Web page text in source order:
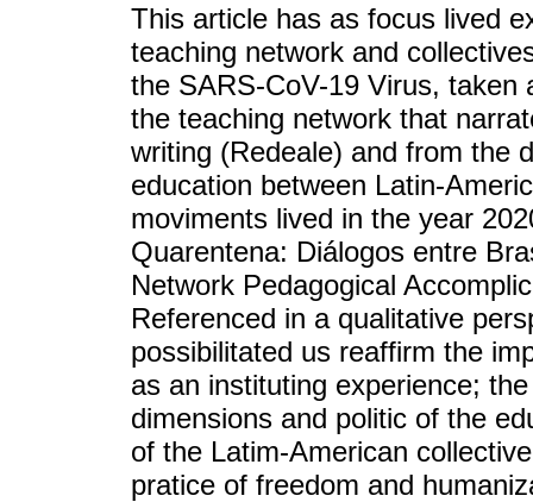
This article has as focus lived
teaching network and
the SARS-CoV-19 Virus,
the teaching network that
writing (Redeale) and from the
education between Latin-
moviments lived in the year
Quarentena: Diálogos entre
Network Pedagogical
Referenced in a qualitative
possibilitated us reaffirm the
as an instituting experience;
dimensions and politic of the
of the Latim-American
pratice of freedom and